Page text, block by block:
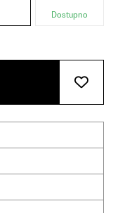
Dostupno